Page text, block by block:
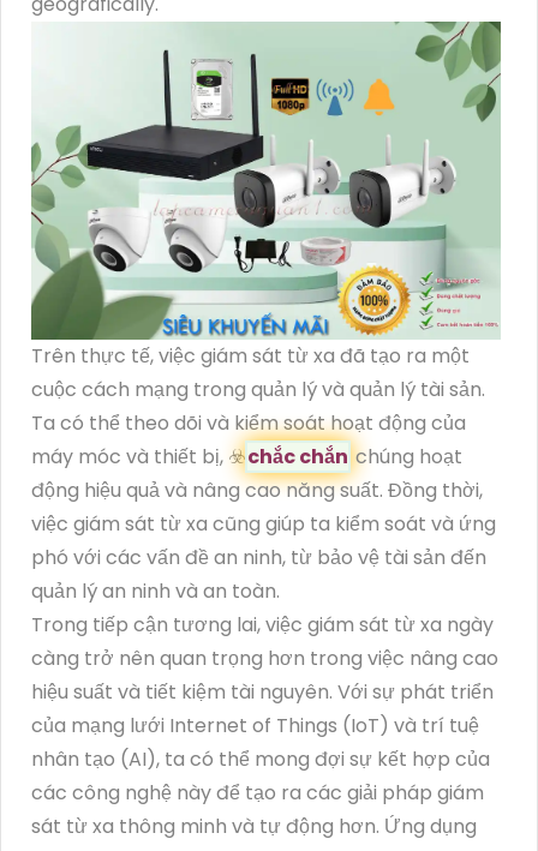
Trên thực tế, việc giám sát từ xa đã tạo ra một
cuộc cách mạng trong quản lý và quản lý tài sản.
Ta có thể theo dõi và kiểm soát hoạt động của
máy móc và thiết bị, ☣️chắc chắn chúng hoạt
động hiệu quả và nâng cao năng suất. Đồng thời,
việc giám sát từ xa cũng giúp ta kiểm soát và ứng
phó với các vấn đề an ninh, từ bảo vệ tài sản đến
quản lý an ninh và an toàn.
Trong tiếp cận tương lai, việc giám sát từ xa ngày
càng trở nên quan trọng hơn trong việc nâng cao
hiệu suất và tiết kiệm tài nguyên. Với sự phát triển
của mạng lưới Internet of Things (IoT) và trí tuệ
nhân tạo (AI), ta có thể mong đợi sự kết hợp của
các công nghệ này để tạo ra các giải pháp giám
sát từ xa thông minh và tự động hơn. Ứng dụng